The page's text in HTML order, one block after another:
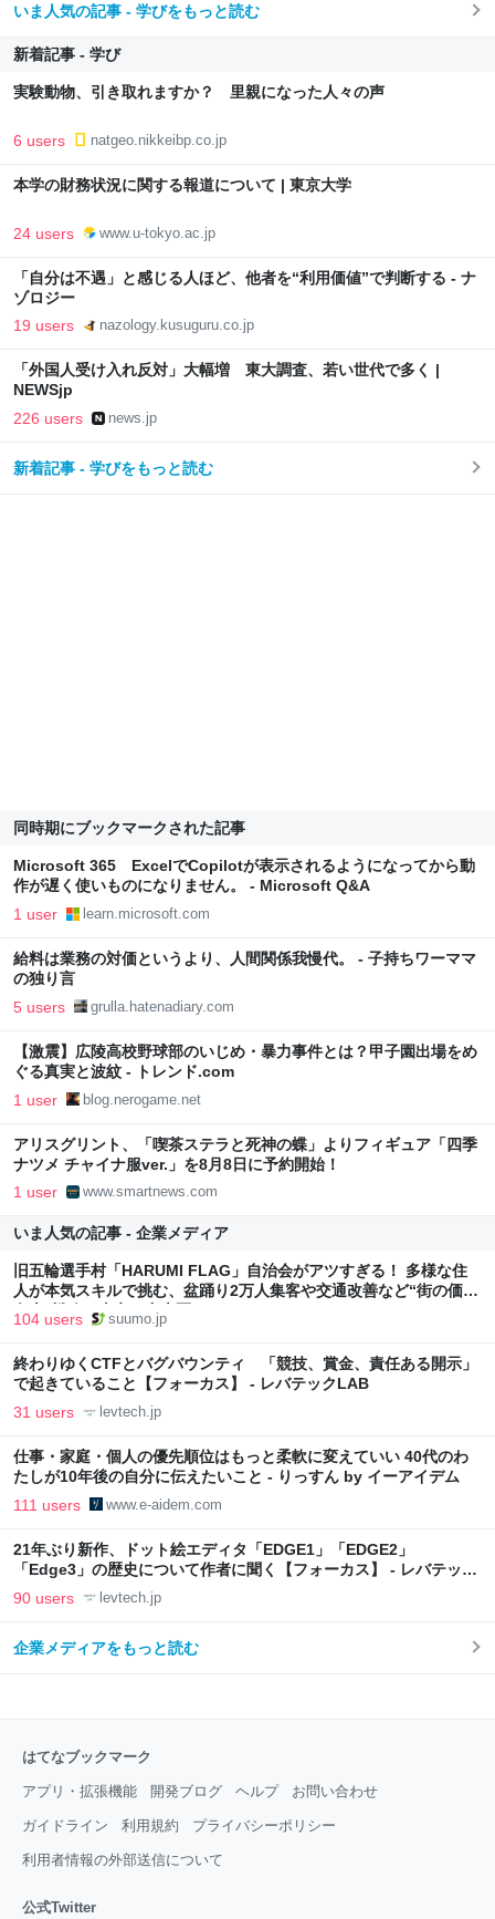
いま人気の記事 - 学びをもっと読む
新着記事 - 学び
実験動物、引き取れますか？ 里親になった人々の声
6 users natgeo.nikkeibp.co.jp
本学の財務状況に関する報道について | 東京大学
24 users www.u-tokyo.ac.jp
「自分は不遇」と感じる人ほど、他者を“利用価値”で判断する - ナ
ゾロジー
19 users nazology.kusuguru.co.jp
「外国人受け入れ反対」大幅増 東大調査、若い世代で多く |
NEWSjp
226 users news.jp
新着記事 - 学びをもっと読む
同時期にブックマークされた記事
Microsoft 365 ExcelでCopilotが表示されるようになってから動
作が遅く使いものになりません。 - Microsoft Q&A
1 user learn.microsoft.com
給料は業務の対価というより、人間関係我慢代。 - 子持ちワーママ
の独り言
5 users grulla.hatenadiary.com
【激震】広陵高校野球部のいじめ・暴力事件とは？甲子園出場をめ
ぐる真実と波紋 - トレンド.com
1 user blog.nerogame.net
アリスグリント、「喫茶ステラと死神の蝶」よりフィギュア「四季
ナツメ チャイナ服ver.」を8月8日に予約開始！
1 user www.smartnews.com
いま人気の記事 - 企業メディア
旧五輪選手村「HARUMI FLAG」自治会がアツすぎる！ 多様な住
人が本気スキルで挑む、盆踊り2万人集客や交通改善など“街の価値
向上”戦略 東京・中央区
104 users suumo.jp
終わりゆくCTFとバグバウンティ 「競技、賞金、責任ある開示」
で起きていること【フォーカス】 - レバテックLAB
31 users levtech.jp
仕事・家庭・個人の優先順位はもっと柔軟に変えていい 40代のわ
たしが10年後の自分に伝えたいこと - りっすん by イーアイデム
111 users www.e-aidem.com
21年ぶり新作、ドット絵エディタ「EDGE1」「EDGE2」
「Edge3」の歴史について作者に聞く【フォーカス】 - レバテック
LAB
90 users levtech.jp
企業メディアをもっと読む
はてなブックマーク
アプリ・拡張機能 開発ブログ ヘルプ お問い合わせ
ガイドライン 利用規約 プライバシーポリシー
利用者情報の外部送信について
公式Twitter